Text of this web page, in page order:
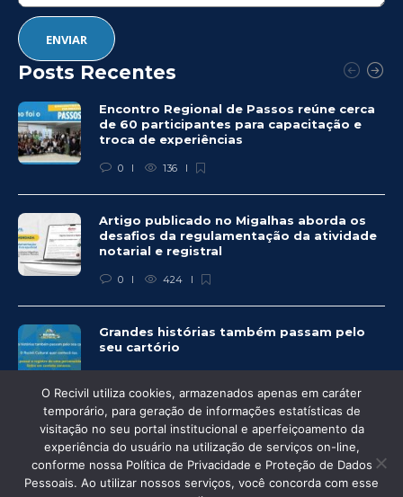
Posts Recentes
Encontro Regional de Passos reúne cerca
de 60 participantes para capacitação e
troca de experiências
0 136
Artigo publicado no Migalhas aborda os
desafios da regulamentação da atividade
notarial e registral
0 424
Grandes histórias também passam pelo
seu cartório
© Recivil 2020 – Todos os direitos reservados.
O Recivil utiliza cookies, armazenados apenas em caráter
temporário, para geração de informações estatísticas de
visitação no seu portal institucional e aperfeiçoamento da
experiência do usuário na utilização de serviços on-line,
conforme nossa Política de Privacidade e Proteção de Dados
Pessoais. Ao utilizar nossos serviços, você concorda com esse